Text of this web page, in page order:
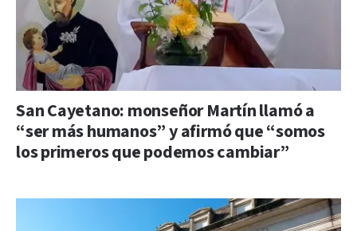
San Cayetano: monseñor Martín llamó a
“ser más humanos” y afirmó que “somos
los primeros que podemos cambiar”